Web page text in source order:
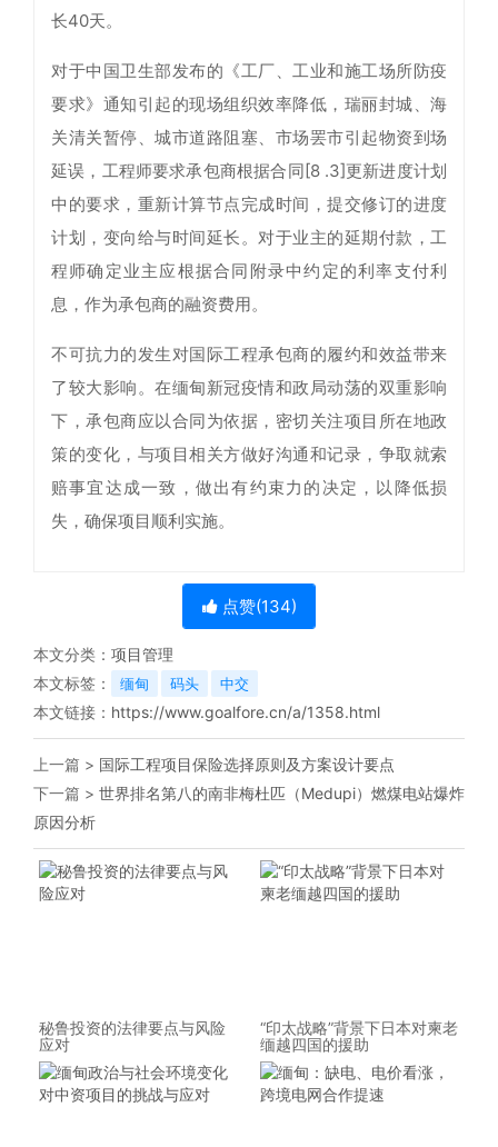
长40天。
对于中国卫生部发布的《工厂、工业和施工场所防疫
要求》通知引起的现场组织效率降低，瑞丽封城、海
关清关暂停、城市道路阻塞、市场罢市引起物资到场
延误，工程师要求承包商根据合同[8 .3]更新进度计划
中的要求，重新计算节点完成时间，提交修订的进度
计划，变向给与时间延长。对于业主的延期付款，工
程师确定业主应根据合同附录中约定的利率支付利
息，作为承包商的融资费用。
不可抗力的发生对国际工程承包商的履约和效益带来
了较大影响。在缅甸新冠疫情和政局动荡的双重影响
下，承包商应以合同为依据，密切关注项目所在地政
策的变化，与项目相关方做好沟通和记录，争取就索
赔事宜达成一致，做出有约束力的决定，以降低损
失，确保项目顺利实施。
点赞(134)
本文分类： 项目管理
本文标签：
缅甸 码头 中交
本文链接： https://www.goalfore.cn/a/1358.html
上一篇 > 国际工程项目保险选择原则及方案设计要点
下一篇 > 世界排名第八的南非梅杜匹（Medupi）燃煤电站爆炸
原因分析
秘鲁投资的法律要点与风险
应对
“印太战略”背景下日本对柬老
缅越四国的援助